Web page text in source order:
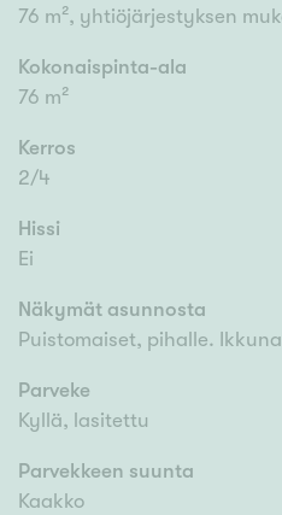
76 m², yhtiöjärjestyksen
Kokonaispinta-ala
76 m²
Kerros
2/4
Hissi
Ei
Näkymät asunnosta
Puistomaiset, pihalle.
Parveke
Kyllä, lasitettu
Parvekkeen suunta
Kaakko